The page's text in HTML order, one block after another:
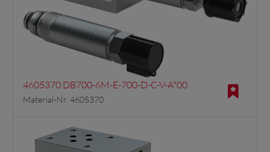
4605370 DB700-6M-E-700-D-C-V-A*00
Material-Nr. 4605370